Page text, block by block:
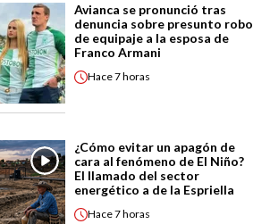
Avianca se pronunció tras
denuncia sobre presunto robo
de equipaje a la esposa de
Franco Armani
Hace7 horas
¿Cómo evitar un apagón de
cara al fenómeno de El Niño?
El llamado del sector
energético a de la Espriella
Hace7 horas